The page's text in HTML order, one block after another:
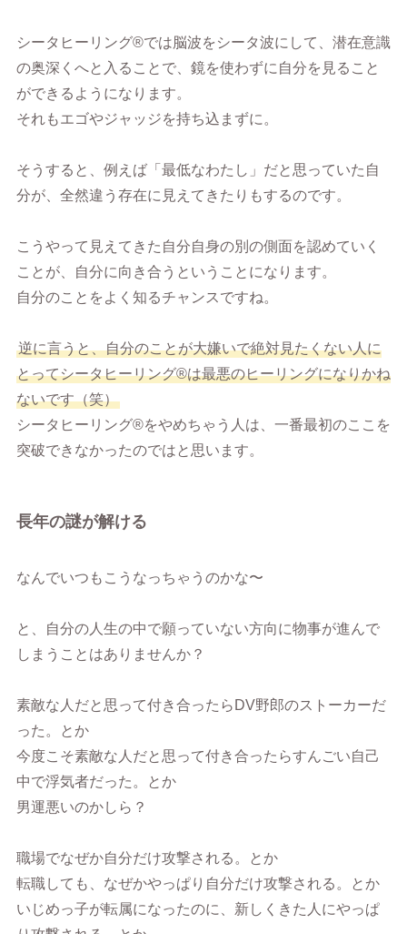
シータヒーリング®︎では脳波をシータ波にして、潜在意識
の奥深くへと入ることで、鏡を使わずに自分を見ること
ができるようになります。
それもエゴやジャッジを持ち込まずに。
そうすると、例えば「最低なわたし」だと思っていた自
分が、全然違う存在に見えてきたりもするのです。
こうやって見えてきた自分自身の別の側面を認めていく
ことが、自分に向き合うということになります。
自分のことをよく知るチャンスですね。
逆に言うと、自分のことが大嫌いで絶対見たくない人に
とってシータヒーリング®︎は最悪のヒーリングになりかね
ないです（笑）
シータヒーリング®︎をやめちゃう人は、一番最初のここを
突破できなかったのではと思います。
長年の謎が解ける
なんでいつもこうなっちゃうのかな〜
と、自分の人生の中で願っていない方向に物事が進んで
しまうことはありませんか？
素敵な人だと思って付き合ったらDV野郎のストーカーだ
った。とか
今度こそ素敵な人だと思って付き合ったらすんごい自己
中で浮気者だった。とか
男運悪いのかしら？
職場でなぜか自分だけ攻撃される。とか
転職しても、なぜかやっぱり自分だけ攻撃される。とか
いじめっ子が転属になったのに、新しくきた人にやっぱ